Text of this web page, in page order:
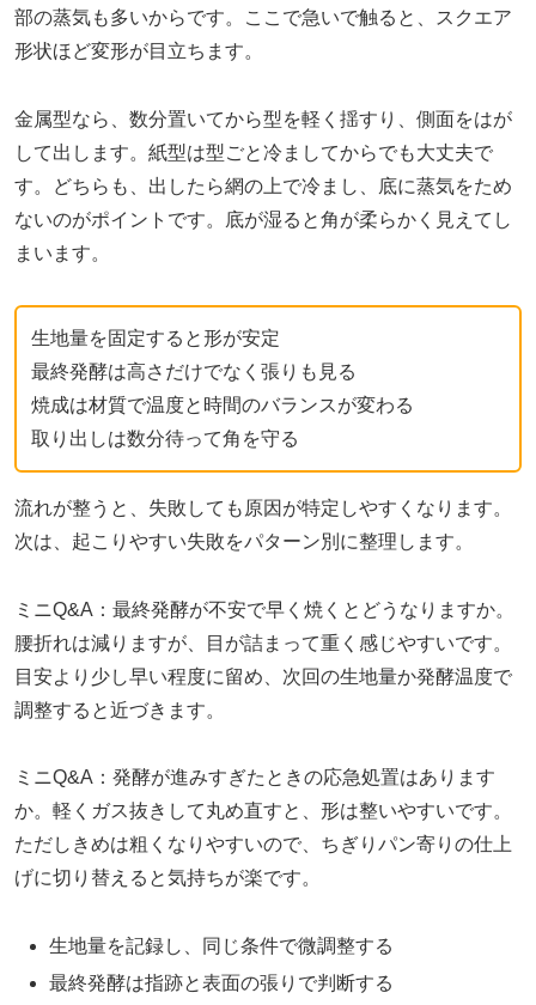
部の蒸気も多いからです。ここで急いで触ると、スクエア
形状ほど変形が目立ちます。
金属型なら、数分置いてから型を軽く揺すり、側面をはが
して出します。紙型は型ごと冷ましてからでも大丈夫で
す。どちらも、出したら網の上で冷まし、底に蒸気をため
ないのがポイントです。底が湿ると角が柔らかく見えてし
まいます。
生地量を固定すると形が安定
最終発酵は高さだけでなく張りも見る
焼成は材質で温度と時間のバランスが変わる
取り出しは数分待って角を守る
流れが整うと、失敗しても原因が特定しやすくなります。
次は、起こりやすい失敗をパターン別に整理します。
ミニQ&A：最終発酵が不安で早く焼くとどうなりますか。
腰折れは減りますが、目が詰まって重く感じやすいです。
目安より少し早い程度に留め、次回の生地量か発酵温度で
調整すると近づきます。
ミニQ&A：発酵が進みすぎたときの応急処置はあります
か。軽くガス抜きして丸め直すと、形は整いやすいです。
ただしきめは粗くなりやすいので、ちぎりパン寄りの仕上
げに切り替えると気持ちが楽です。
生地量を記録し、同じ条件で微調整する
最終発酵は指跡と表面の張りで判断する